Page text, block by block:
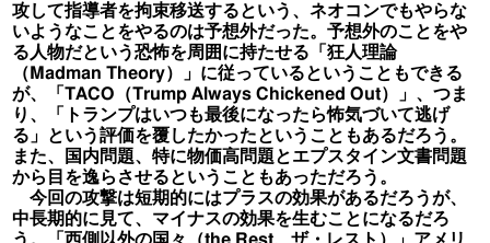
攻して指導者を拘束移送するという、ネオコンでもやらな
いようなことをやるのは予想外だった。予想外のことをや
る人物だという恐怖を周囲に持たせる「狂人理論
（Madman Theory）」に従っているということもできる
が、「TACO（Trump Always Chickened Out）」、つま
り、「トランプはいつも最後になったら怖気づいて逃げ
る」という評価を覆したかったということもあるだろう。
また、国内問題、特に物価高問題とエプスタイン文書問題
から目を逸らさせるということもあっただろう。
今回の攻撃は短期的にはプラスの効果があるだろうが、
中長期的に見て、マイナスの効果を生むことになるだろ